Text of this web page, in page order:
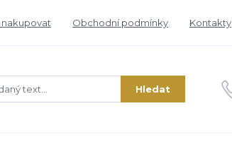
nakupovat Obchodní podmínky Kontakty
Hledat